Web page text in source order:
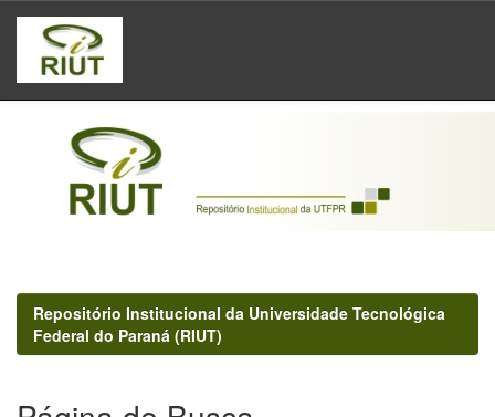
Skip
navigation
Repositório Institucional da Universidade Tecnológica
Federal do Paraná (RIUT)